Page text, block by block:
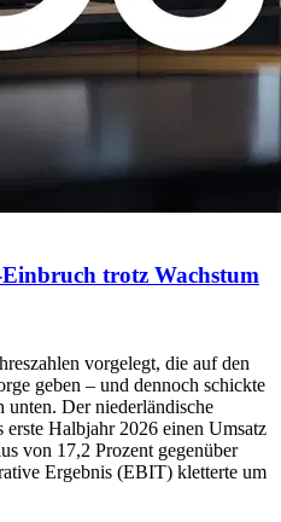
trotz Wachstum
vorgelegt, die auf den
geben – und dennoch schickte
Der niederländische
erste Halbjahr 2026 einen Umsatz
von 17,2 Prozent gegenüber
Ergebnis (EBIT) kletterte um